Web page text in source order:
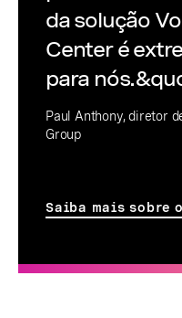
da solução
Center é
para
Paul Anthony, diretor
Group
Saiba mais sobre